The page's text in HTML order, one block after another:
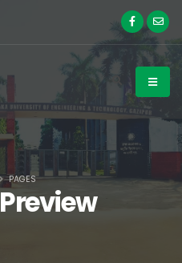
Preview
PAGES